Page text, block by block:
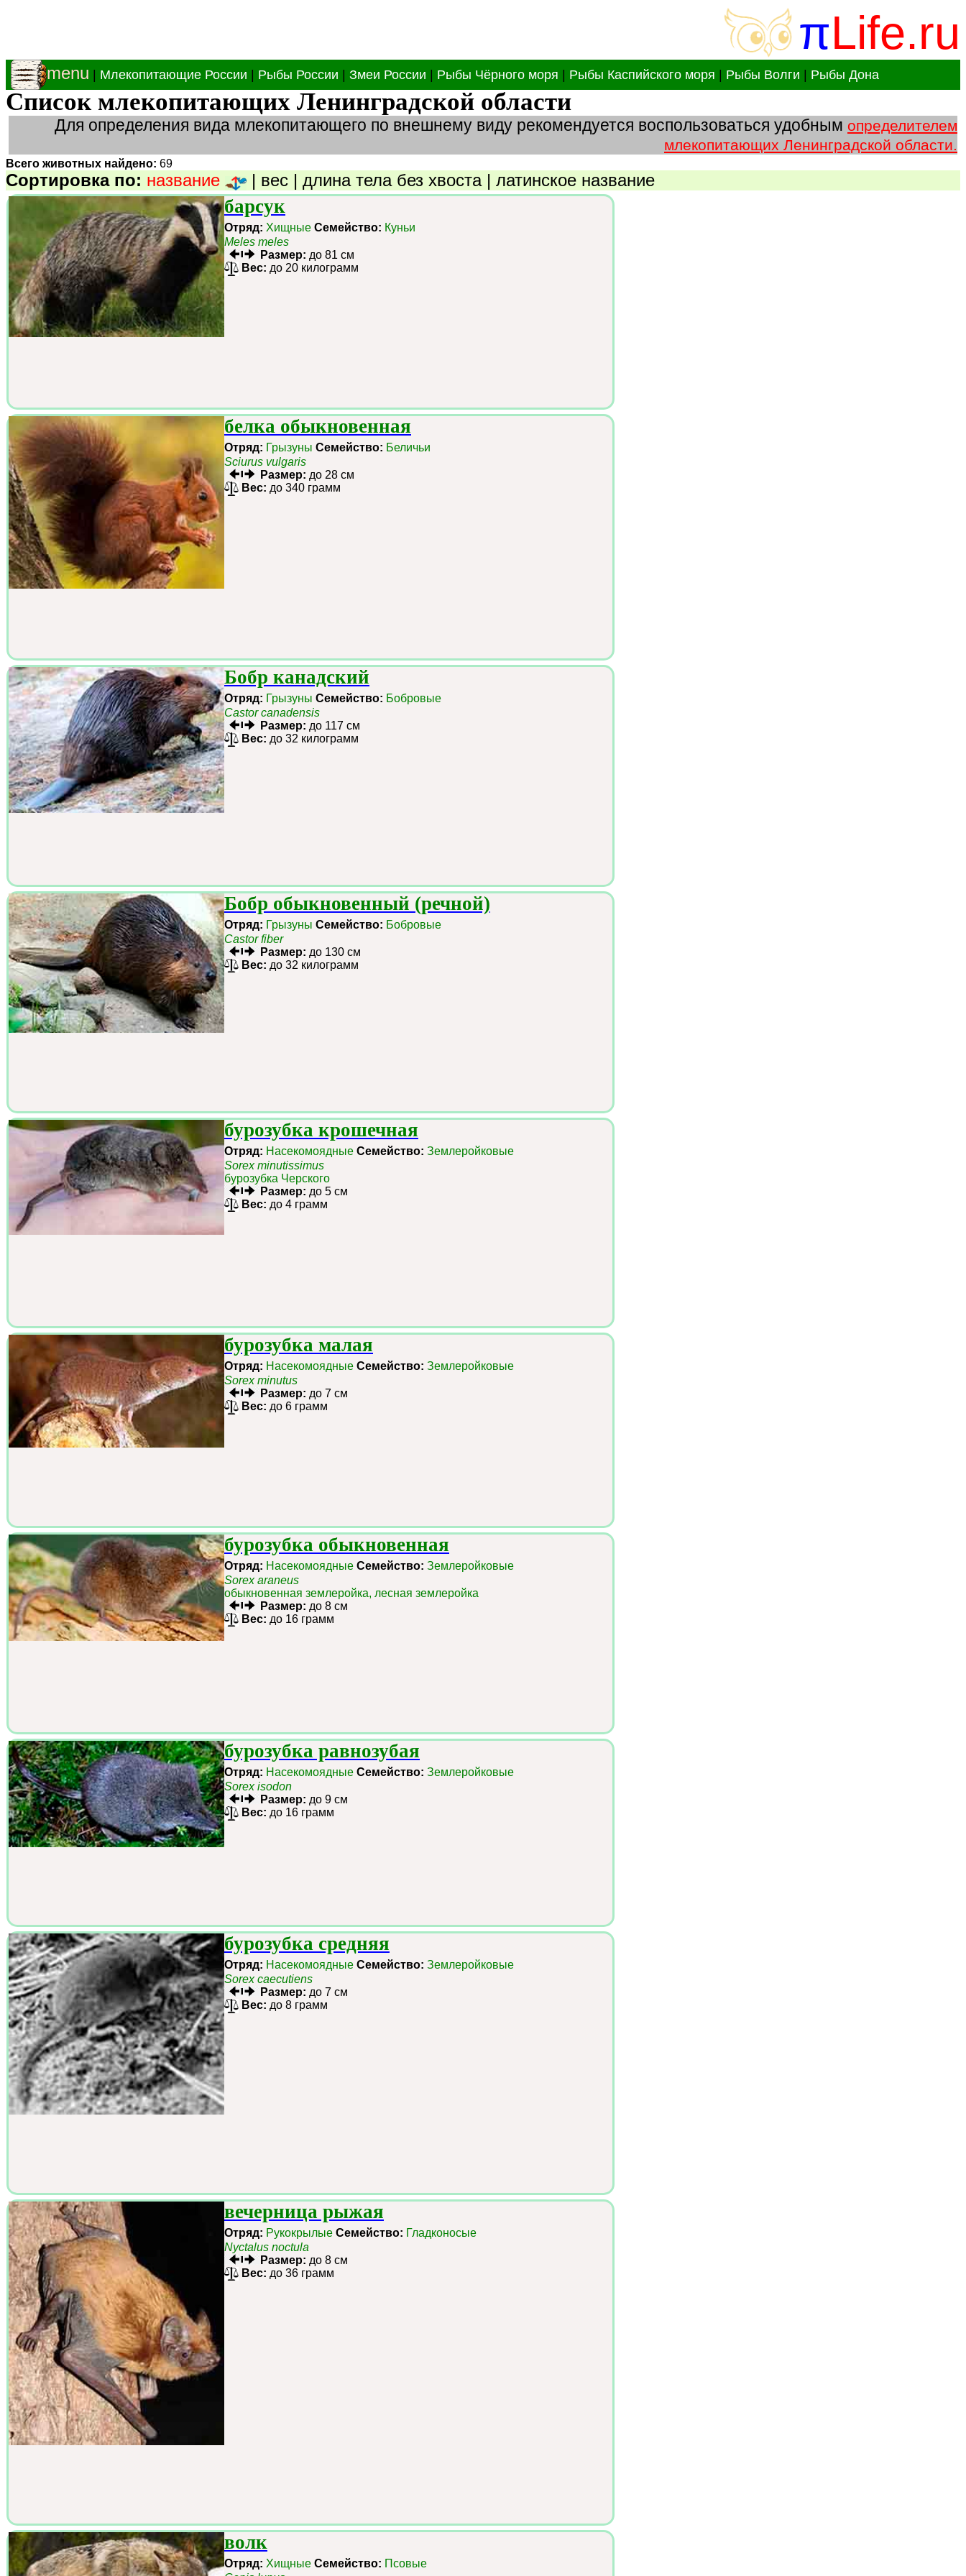
πLife.ru
menu Млекопитающие России Рыбы России Змеи России Рыбы Чёрного моря Рыбы Каспийского моря Рыбы Волги Рыбы Дона
Список млекопитающих Ленинградской области
Для определения вида млекопитающего по внешнему виду рекомендуется воспользоваться удобным определителем
млекопитающих Ленинградской области.
Всего животных найдено: 69
Сортировка по: название | вес | длина тела без хвоста| латинское название
барсук
Отряд: Хищные Семейство: Куньи
Meles meles
Размер: до 81 см
Вес: до 20 килограмм
белка обыкновенная
Отряд: Грызуны Семейство: Беличьи
Sciurus vulgaris
Размер: до 28 см
Вес: до 340 грамм
Бобр канадский
Отряд: Грызуны Семейство: Бобровые
Castor canadensis
Размер: до 117 см
Вес: до 32 килограмм
Бобр обыкновенный (речной)
Отряд: Грызуны Семейство: Бобровые
Castor fiber
Размер: до 130 см
Вес: до 32 килограмм
бурозубка крошечная
Отряд: Насекомоядные Семейство: Землеройковые
Sorex minutissimus
бурозубка Черского
Размер: до 5 см
Вес: до 4 грамм
бурозубка малая
Отряд: Насекомоядные Семейство: Землеройковые
Sorex minutus
Размер: до 7 см
Вес: до 6 грамм
бурозубка обыкновенная
Отряд: Насекомоядные Семейство: Землеройковые
Sorex araneus
обыкновенная землеройка, лесная землеройка
Размер: до 8 см
Вес: до 16 грамм
бурозубка равнозубая
Отряд: Насекомоядные Семейство: Землеройковые
Sorex isodon
Размер: до 9 см
Вес: до 16 грамм
бурозубка средняя
Отряд: Насекомоядные Семейство: Землеройковые
Sorex caecutiens
Размер: до 7 см
Вес: до 8 грамм
вечерница рыжая
Отряд: Рукокрылые Семейство: Гладконосые
Nyctalus noctula
Размер: до 8 см
Вес: до 36 грамм
волк
Отряд: Хищные Семейство: Псовые